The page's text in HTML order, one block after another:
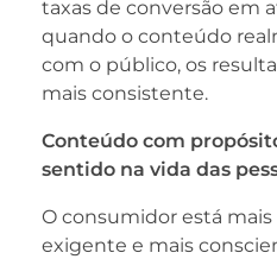
taxas de conversão em
quando o conteúdo
com o público, os
mais consistente.
Conteúdo com
sentido na vida das
O consumidor está
exigente e mais